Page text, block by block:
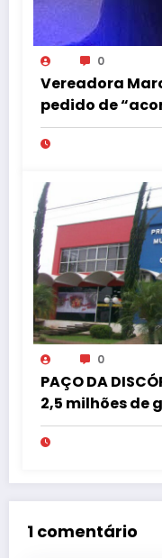
0
Vereadora
pedido de
institucional
0
PAÇO DA
2,5 milhões de
pede “acordo”
milhões
1 comentário